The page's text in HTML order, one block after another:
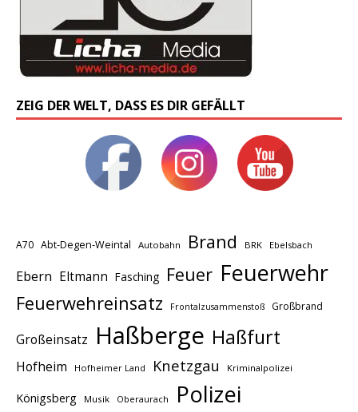
ZEIG DER WELT, DASS ES DIR GEFÄLLT
A70 Abt-Degen-Weintal Autobahn Brand BRK Ebelsbach
Ebern Eltmann Fasching Feuer Feuerwehr
Feuerwehreinsatz Frontalzusammenstoß Großbrand
Großeinsatz Haßberge Haßfurt
Hofheim Hofheimer Land Knetzgau Kriminalpolizei
Königsberg Musik Oberaurach Polizei